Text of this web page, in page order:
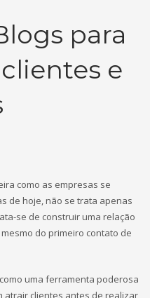
para
e
como as empresas se
de hoje, não se trata apenas
se de construir uma relação
do primeiro contato de
uma ferramenta poderosa
clientes antes de realizar